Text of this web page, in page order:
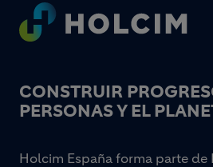
Footer
CONSTRUIR
PERSONAS Y EL
Holcim España forma parte de